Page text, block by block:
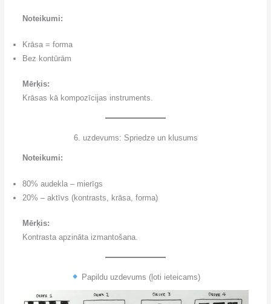
Noteikumi:
Krāsa = forma
Bez kontūrām
Mērķis:
Krāsas kā kompozīcijas instruments.
6. uzdevums: Spriedze un klusums
Noteikumi:
80% audekla – mierīgs
20% – aktīvs (kontrasts, krāsa, forma)
Mērķis:
Kontrasta apzināta izmantošana.
Papildu uzdevums (ļoti ieteicams)